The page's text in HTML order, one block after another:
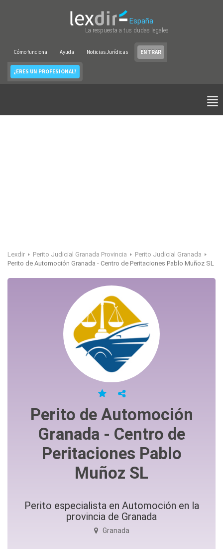
España
La respuesta a tus dudas legales
Cómo funciona Ayuda Noticias Jurídicas ENTRAR
¿ERES UN PROFESIONAL?
Lexdir Perito Judicial Granada Provincia
Perito Judicial Granada
Perito de Automoción Granada - Centro de Peritaciones Pablo Muñoz SL
Perito de Automoción
Granada - Centro de
Peritaciones Pablo
Muñoz SL
Perito especialista en Automoción en la
provincia de Granada
Granada